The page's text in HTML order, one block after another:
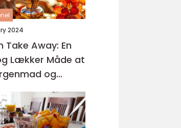
2024
Take Away: En
Lækker Måde at
og
på Farten